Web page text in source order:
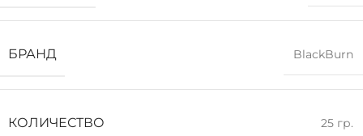
БРАНД BlackBurn
КОЛИЧЕСТВО 25 гр.